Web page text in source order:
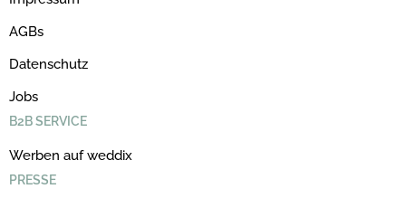
AGBs
Datenschutz
Jobs
B2B SERVICE
Werben auf weddix
PRESSE